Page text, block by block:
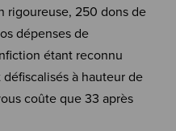
rigoureuse, 250 dons de
dépenses de
étant reconnu
à hauteur de
coûte que 33 après